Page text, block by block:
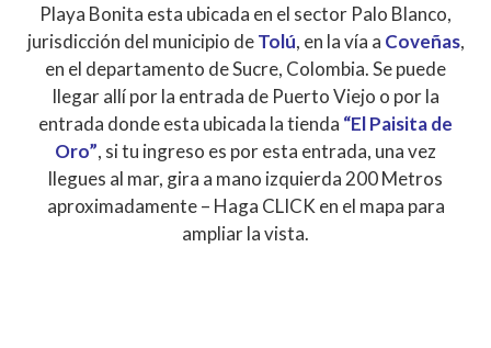
Playa Bonita esta ubicada en el sector Palo Blanco,
jurisdicción del municipio deTolú, en la vía a Coveñas,
en el departamento de Sucre, Colombia. Se puede
llegar allí por la entrada de Puerto Viejo o por la
entrada donde esta ubicada la tienda “El Paisita de
Oro”, si tu ingreso es por esta entrada, una vez
llegues al mar, gira a mano izquierda 200 Metros
aproximadamente – Haga CLICK en el mapa para
ampliar la vista.